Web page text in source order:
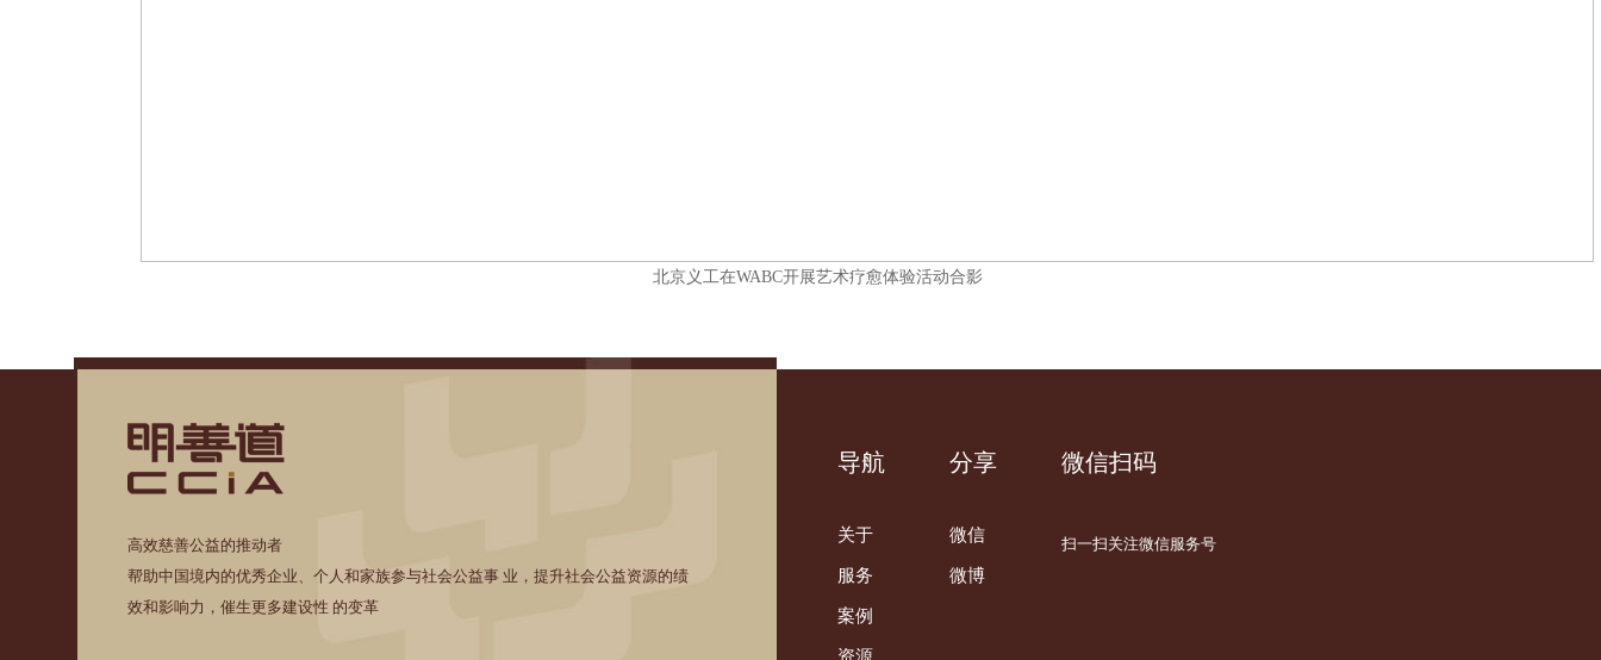
北京义工在WABC开展艺术疗愈体验活动合影
高效慈善公益的推动者
帮助中国境内的优秀企业、个人和家族参与社会公益事 业，提升社会公益资源的绩
效和影响力，催生更多建设性 的变革
导航
关于
服务
案例
分享
微信
微博
微信扫码
扫一扫关注微信服务号